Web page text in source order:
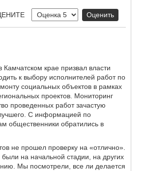
крае призвал власти
к выбору исполнителей работ по
социальных объектов в рамках
проектов. Мониторинг
проведенных работ зачастую
С информацией по
общественники обратились в
не прошел проверку на «отлично».
на начальной стадии, на других
Мы посмотрели, все ли делается